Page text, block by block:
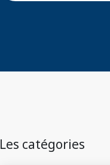
Les catégories